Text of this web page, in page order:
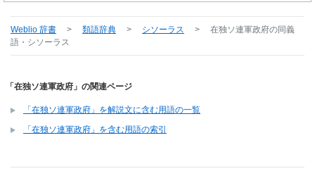
Weblio 辞書 > 類語辞典 > シソーラス > 在独ソ連軍政府の同義
語・シソーラス
「在独ソ連軍政府」の関連ページ
「在独ソ連軍政府」を解説文に含む用語の一覧
「在独ソ連軍政府」を含む用語の索引